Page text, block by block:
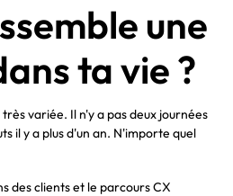
une
ta vie ?
variée. Il n'y a pas deux journées
il y a plus d'un an. N'importe quel
des clients et le parcours CX